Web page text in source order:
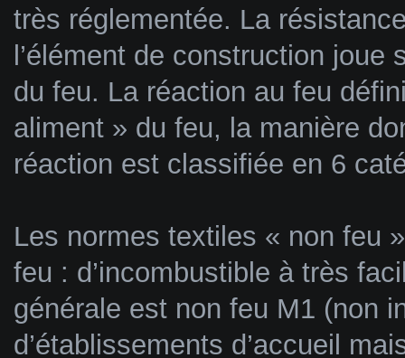
très réglementée. La
l’élément de construction
du feu. La réaction au feu
aliment » du feu, la manière
réaction est classifiée en 6
Les normes textiles « non feu
feu : d’incombustible à très
générale est non feu M1 (non
d’établissements d’accueil